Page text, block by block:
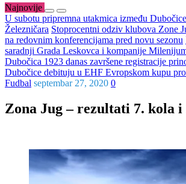
Najnovije
U subotu pripremna utakmica između
Železničara Stoprocentni odziv klubova Zone
na redovnim konferencijama pred novu sezonu
saradnji Grada Leskovca i kompanije
Dubočica 1923 danas završene registracije
Dubočice debituju u EHF Evropskom kupu
Fudbal septembar 27, 2020 0
Zona Jug – rezultati 7. kola i